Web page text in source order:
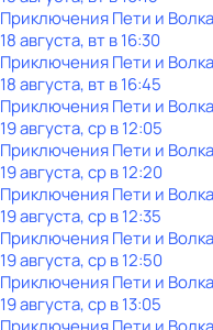
Приключения Пети и Волка
18 августа, вт в 16:30
Приключения Пети и Волка
18 августа, вт в 16:45
Приключения Пети и Волка
19 августа, ср в 12:05
Приключения Пети и Волка
19 августа, ср в 12:20
Приключения Пети и Волка
19 августа, ср в 12:35
Приключения Пети и Волка
19 августа, ср в 12:50
Приключения Пети и Волка
19 августа, ср в 13:05